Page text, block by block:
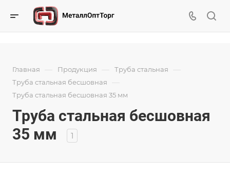
Главная — Продукция — Труба стальная —
Труба стальная бесшовная —
Труба стальная бесшовная 35 мм
Труба стальная бесшовная
35 мм
1